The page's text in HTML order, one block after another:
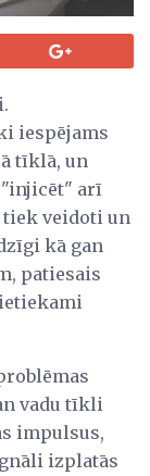
iespējams
tīklā, un
arī
veidoti un
kā gan
patiesais
vadu tīkli
impulsus,
izplatās